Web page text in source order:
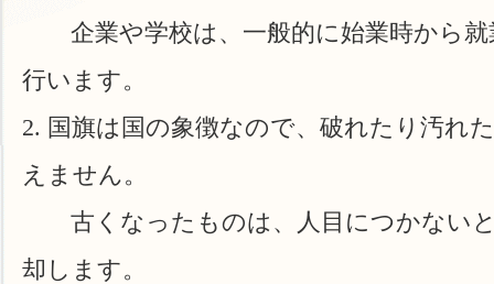
企業や学校は、一般的に始業時から就
行います。
国旗は国の象徴なので、破れたり汚れ
えません。
古くなったものは、人目につかない
却します。